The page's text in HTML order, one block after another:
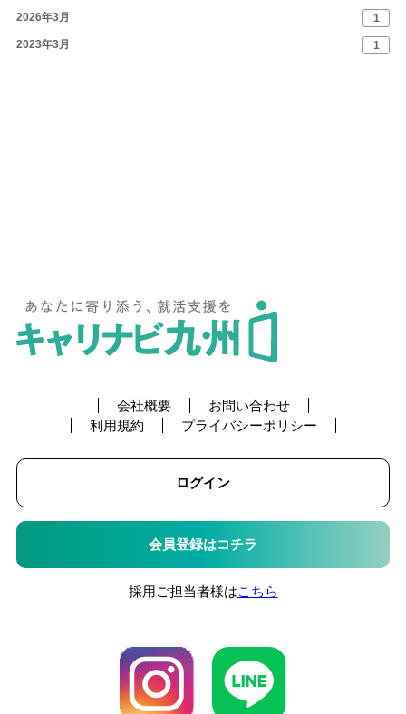
2026年3月 1
2023年3月 1
会社概要
お問い合わせ
利用規約
プライバシーポリシー
ログイン
会員登録はコチラ
採用ご担当者様はこちら